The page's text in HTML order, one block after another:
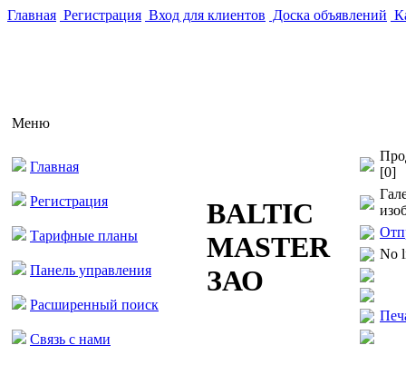
Главная Регистрация Вход для клиентов Доска объявлений
Меню
Главная
Регистрация
Тарифные планы
Панель управления
Расширенный поиск
Связь с нами
BALTIC
MASTER
ЗАО
[0]
No